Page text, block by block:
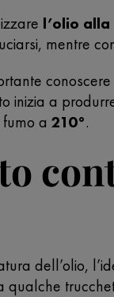
l’olio
mentre
inizia a
a 210°.
dell’olio,